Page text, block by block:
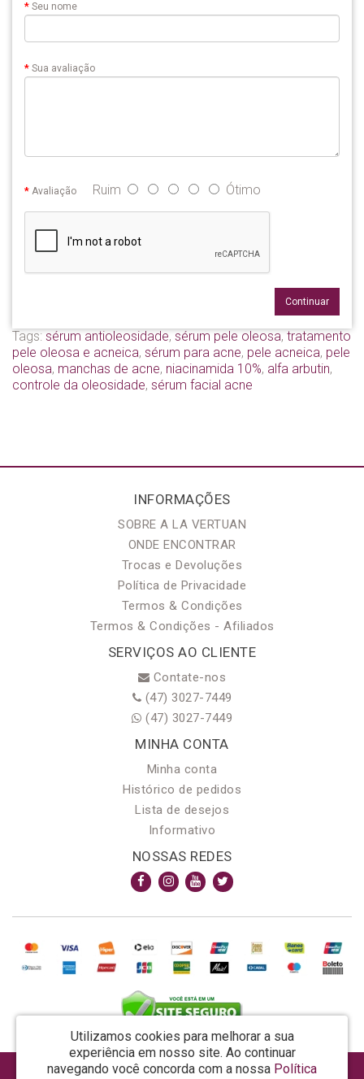
Seu nome
Sua avaliação
Avaliação Ruim Ótimo
Continuar
Tags: sérum antioleosidade, sérum pele oleosa, tratamento
pele oleosa e acneica, sérum para acne, pele acneica, pele
oleosa, manchas de acne, niacinamida 10%, alfa arbutin,
controle da oleosidade, sérum facial acne
INFORMAÇÕES
SOBRE A LA VERTUAN
ONDE ENCONTRAR
Trocas e Devoluções
Política de Privacidade
Termos & Condições
Termos & Condições - Afiliados
SERVIÇOS AO CLIENTE
Contate-nos
(47) 3027-7449
(47) 3027-7449
MINHA CONTA
Minha conta
Histórico de pedidos
Lista de desejos
Informativo
NOSSAS REDES
Utilizamos cookies para melhorar a sua
experiência em nosso site. Ao continuar
navegando você concorda com a nossa Política
AROMA & MAGIA MANUF DE PROD COSMECEUTICOS LTDA EPP - CNPJ: 81.362.295/0001-48